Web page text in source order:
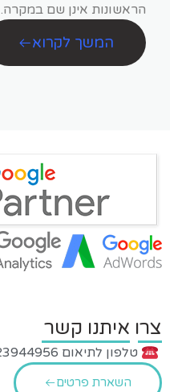
הראשונות אינן שם במקרה.
המשך לקרוא
צרו איתנו קשר
טלפון לתיאום 0723944956
השארת פרטים